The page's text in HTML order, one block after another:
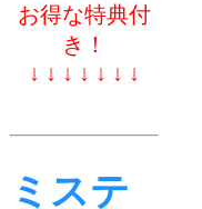
お得な特典付
き！
↓ ↓ ↓ ↓ ↓ ↓ ↓
ミステ